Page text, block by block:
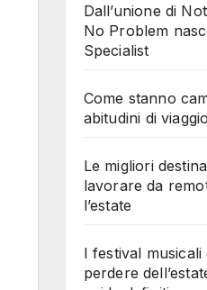
Dall’unione di
No Problem
Specialist
Come stanno
abitudini di
Le migliori
lavorare da
l’estate
I festival musicali
perdere